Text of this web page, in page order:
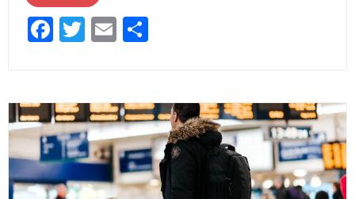
F
b
o
o
k
T
er
E
l p
ar
ti
r